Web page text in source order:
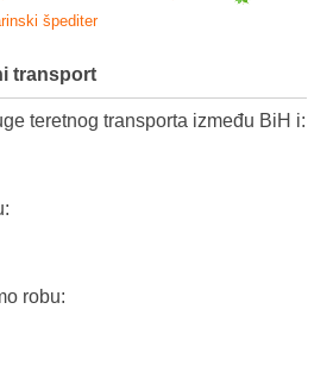
špediter
transport
teretnog transporta između BiH i:
robu: